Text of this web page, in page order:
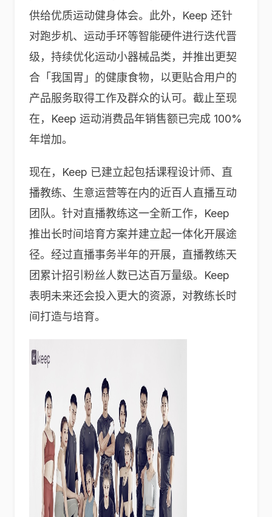
供给优质运动健身体会。此外，Keep 还针
对跑步机、运动手环等智能硬件进行迭代晋
级，持续优化运动小器械品类，并推出更契
合「我国胃」的健康食物，以更贴合用户的
产品服务取得工作及群众的认可。截止至现
在，Keep 运动消费品年销售额已完成 100%
年增加。
现在，Keep 已建立起包括课程设计师、直
播教练、生意运营等在内的近百人直播互动
团队。针对直播教练这一全新工作，Keep
推出长时间培育方案并建立起一体化开展途
径。经过直播事务半年的开展，直播教练天
团累计招引粉丝人数已达百万量级。Keep
表明未来还会投入更大的资源，对教练长时
间打造与培育。